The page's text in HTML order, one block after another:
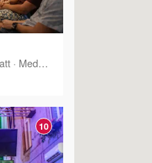
· Medbrakt drikke tillatt
10